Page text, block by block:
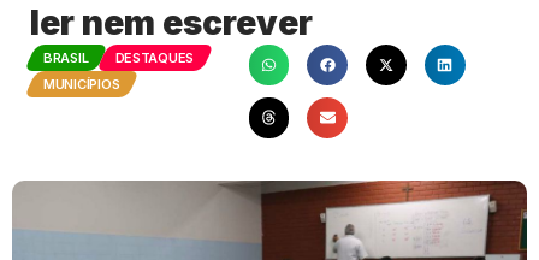
ler nem escrever
BRASIL
DESTAQUES
MUNICÍPIOS